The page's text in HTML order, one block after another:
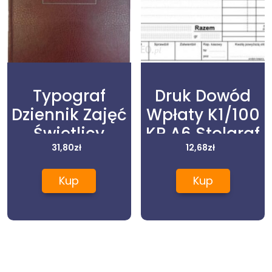
Typograf
Dziennik Zajęć
Świetlicy
Szkolnej A4
31,80zł
Kup
Druk Dowód
Wpłaty K1/100
KP A6 Stolgraf
12,68zł
Kup